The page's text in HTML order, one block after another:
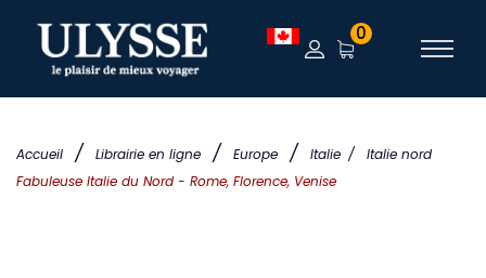
Accueil / Librairie en ligne / Europe / Italie /
Italie nord
Fabuleuse Italie du Nord - Rome, Florence, Venise
0